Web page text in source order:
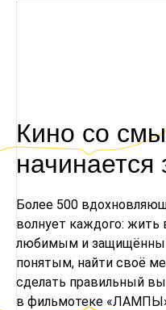
Кино со
начинается
Более 500
волнует каждого:
любимым и
понятым, найти своё
сделать правильный
в фильмотеке